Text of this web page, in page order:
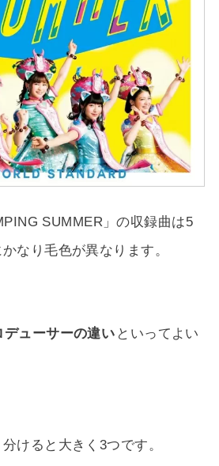
SUMMER」の収録曲は5
なり毛色が異なります。
デューサーの違い といってよい
けると大きく3つです。